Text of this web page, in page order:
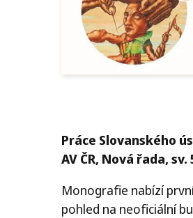
Práce Slovanského
AV ČR, Nová řada, sv.
Monografie nabí­zí
pohled na neo­fi­ci­ál­ní